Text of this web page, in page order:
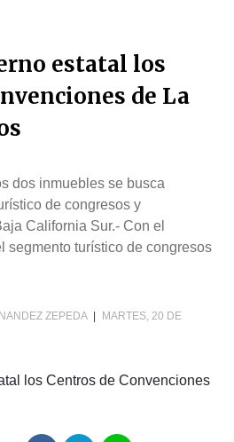
estatal los
de La
dos inmuebles se busca
de congresos y
California Sur.- Con el
segmento turístico de congresos
ZEPEDA
MARTES, 20 DE